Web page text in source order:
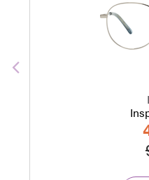
Edellinen